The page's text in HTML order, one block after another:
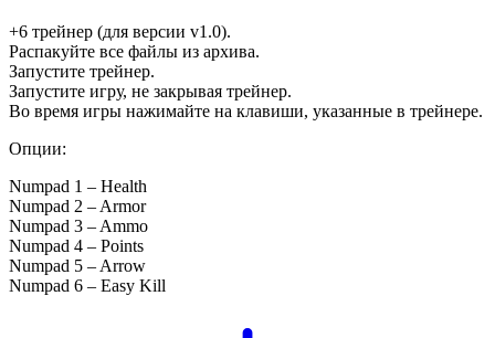
+6 трейнер (для версии v1.0).
Распакуйте все файлы из архива.
Запустите трейнер.
Запустите игру, не закрывая трейнер.
Во время игры нажимайте на клавиши, указанные в трейнере.
Опции:
Numpad 1 – Health
Numpad 2 – Armor
Numpad 3 – Ammo
Numpad 4 – Points
Numpad 5 – Arrow
Numpad 6 – Easy Kill